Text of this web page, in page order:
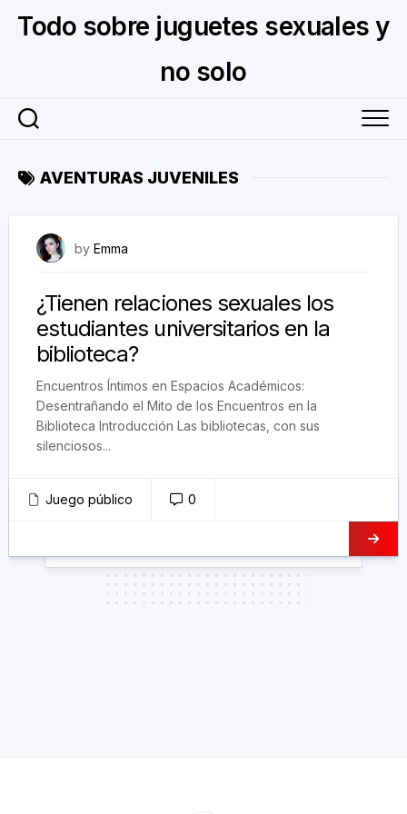
Todo sobre juguetes sexuales y
no solo
AVENTURAS JUVENILES
by Emma
¿Tienen relaciones sexuales los
estudiantes universitarios en la
biblioteca?
Encuentros Íntimos en Espacios Académicos:
Desentrañando el Mito de los Encuentros en la
Biblioteca Introducción Las bibliotecas, con sus
silenciosos...
Juego público 0